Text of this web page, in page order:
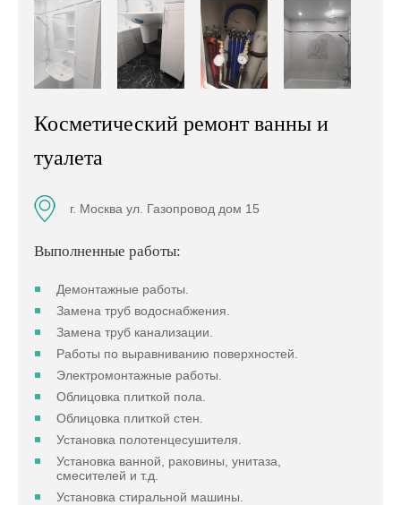
Косметический ремонт ванны и
туалета
г. Москва ул. Газопровод дом 15
Выполненные работы:
Демонтажные работы.
Замена труб водоснабжения.
Замена труб канализации.
Работы по выравниванию поверхностей.
Электромонтажные работы.
Облицовка плиткой пола.
Облицовка плиткой стен.
Установка полотенцесушителя.
Установка ванной, раковины, унитаза,
смесителей и т.д.
Установка стиральной машины.